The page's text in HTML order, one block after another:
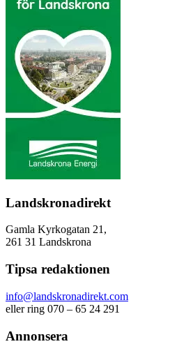
Landskronadirekt
Gamla Kyrkogatan 21,
261 31 Landskrona
Tipsa redaktionen
info@landskronadirekt.com
eller ring 070 – 65 24 291
Annonsera